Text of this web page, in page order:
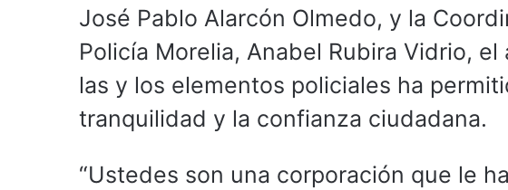
José Pablo Alarcón Olmedo, y la
Policía Morelia, Anabel Rubira Vidrio,
las y los elementos policiales ha
tranquilidad y la confianza ciudadana.
“Ustedes son una corporación que le